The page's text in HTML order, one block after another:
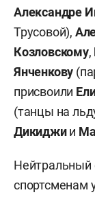
Александре
Трусовой),
Козловскому,
Янченкову
присвоили
(танцы на
Дикиджии
Нейтральный
спортсменам